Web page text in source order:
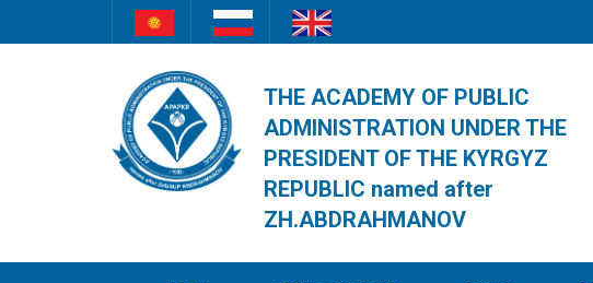
THE ACADEMY OF PUBLIC
ADMINISTRATION UNDER THE
PRESIDENT OF THE KYRGYZ
REPUBLIC named after
ZH.ABDRAHMANOV